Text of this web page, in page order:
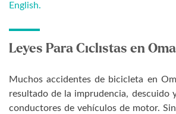
English.
Leyes Para Ciclistas en
Muchos accidentes de bicicleta en
resultado de la imprudencia, descuido
conductores de vehículos de motor.